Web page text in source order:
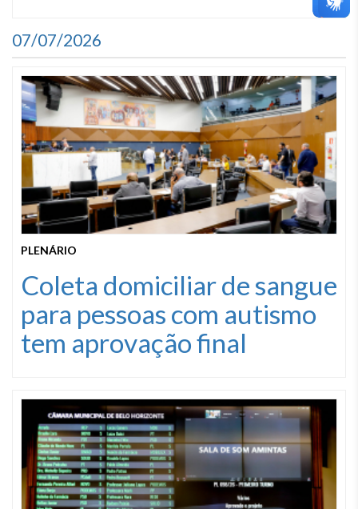
07/07/2026
PLENÁRIO
Coleta domiciliar de sangue
para pessoas com autismo
tem aprovação final